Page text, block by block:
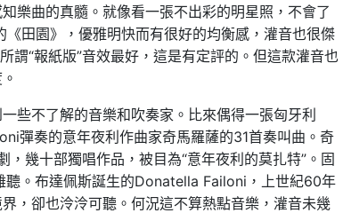
樂曲的真髓。就像看一張不出彩的明星照，不會了
田園》，優雅明快而有很好的均衡感，灌音也很傑
謂“報紙版”音效最好，這是有定評的。但這款灌音也
些不了解的音樂和吹奏家。比來偶得一張匈牙利
彈奏的意年夜利作曲家奇馬羅薩的31首奏叫曲。奇
幾十部獨唱作品，被目為“意年夜利的莫扎特”。固
。布達佩斯誕生的Donatella Failoni，上世紀60年
，卻也泠泠可聽。何況這不算熱點音樂，灌音未幾